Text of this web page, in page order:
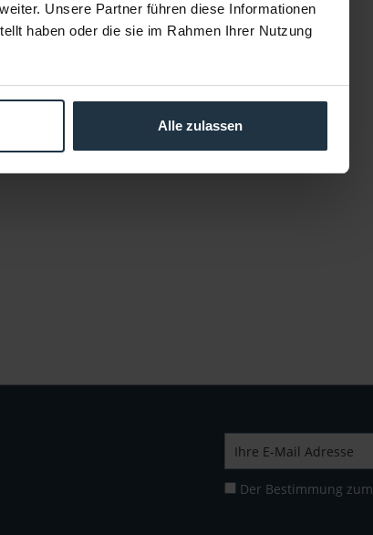
Unsere Partner führen diese Informationen
haben oder die sie im Rahmen Ihrer Nutzung
Alle zulassen
Der Bestimmung zum